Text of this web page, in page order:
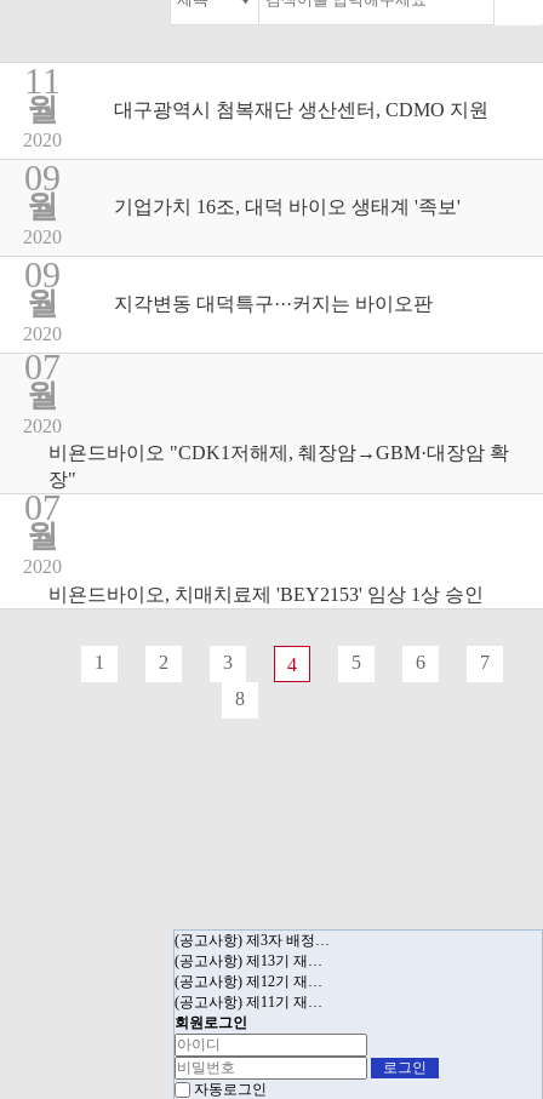
11
월
2020
대구광역시 첨복재단 생산센터, CDMO 지원
09
월
2020
기업가치 16조, 대덕 바이오 생태계 '족보'
09
월
2020
지각변동 대덕특구···커지는 바이오판
07
월
2020
비욘드바이오 "CDK1저해제, 췌장암→GBM·대장암 확
장"
07
월
2020
비욘드바이오, 치매치료제 'BEY2153' 임상 1상 승인
1 2 3 4 5 6
7
8
(공고사항) 제3자 배정…
(공고사항) 제13기 재…
(공고사항) 제12기 재…
(공고사항) 제11기 재…
회원로그인
자동로그인